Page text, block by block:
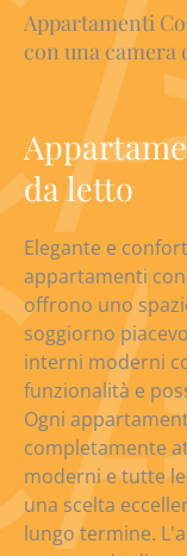
Appartamenti
con una camera
da letto
Elegante e
appartamenti
offrono uno
soggiorno
interni moderni
funzionalità e
Ogni
completamente
moderni e tutte
una scelta
lungo termine.